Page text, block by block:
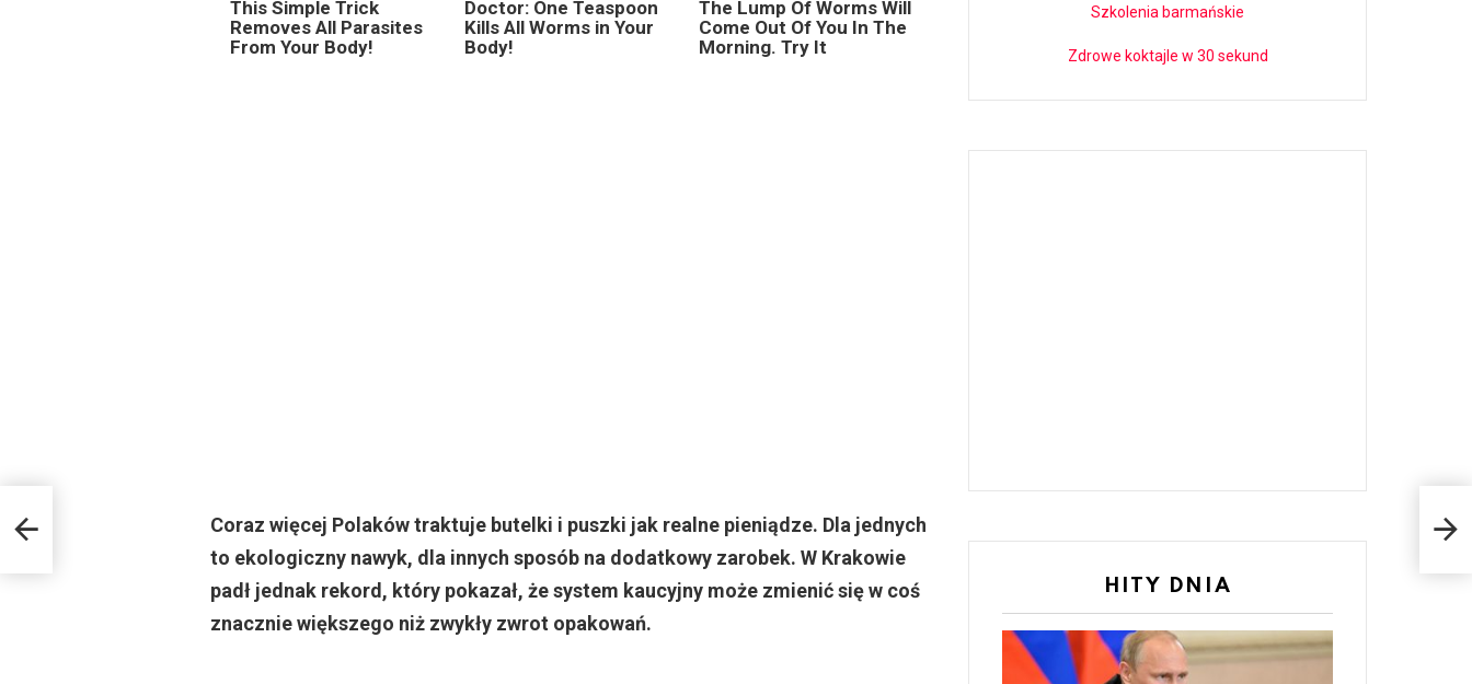
This Simple Trick
Removes All Parasites
From Your Body!
Doctor: One Teaspoon
Kills All Worms in Your
Body!
The Lump Of Worms Will
Come Out Of You In The
Morning. Try It
Coraz więcej Polaków traktuje butelki i puszki jak realne pieniądze. Dla jednych
to ekologiczny nawyk, dla innych sposób na dodatkowy zarobek. W Krakowie
padł jednak rekord, który pokazał, że system kaucyjny może zmienić się w coś
znacznie większego niż zwykły zwrot opakowań.
Szkolenia barmańskie
Zdrowe koktajle w 30 sekund
HITY DNIA